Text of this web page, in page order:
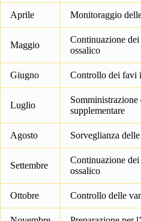
Aprile Monitoraggio
Maggio
Continuazione
ossalico
Giugno Controllo dei favi
Luglio
supplementare
Agosto Sorveglianza
Settembre
Continuazione
ossalico
Ottobre Controllo delle